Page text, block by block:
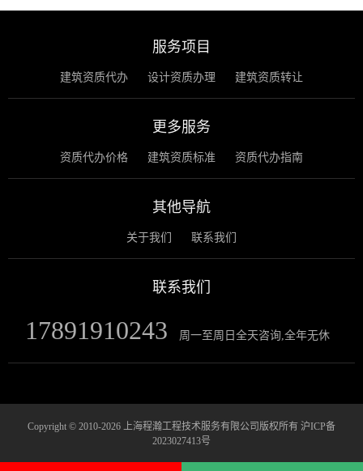
服务项目
建筑资质代办 设计资质办理 建筑资质转让
更多服务
资质代办价格 建筑资质标准 资质代办指南
其他导航
关于我们 联系我们
联系我们
17891910243 周一至周日全天咨询,全年无休
Copyright © 2010-2026 上海程瀚工程技术服务有限公司版权所有 沪ICP备
2023027413号